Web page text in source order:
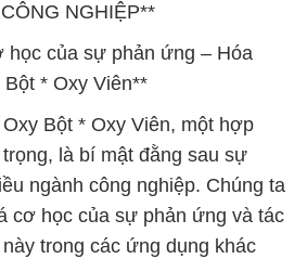
NGHIỆP**
học của sự phản ứng – Hóa
* Oxy Viên**
Bột * Oxy Viên, một hợp
là bí mật đằng sau sự
ngành công nghiệp. Chúng ta
cơ học của sự phản ứng và tác
trong các ứng dụng khác